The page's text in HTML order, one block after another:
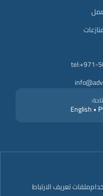
tel:+971-
ملفات تعريف الارتباط